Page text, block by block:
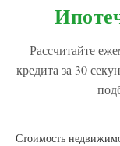
Рассчитайте
кредита за 30
Стоимость